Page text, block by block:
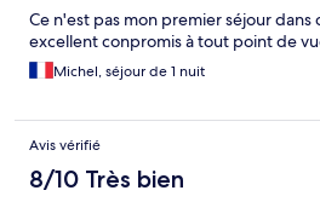
Ce n'est pas mon premier séjour dans
excellent conpromis à tout point de
Michel, séjour de 1 nuit
Avis vérifié
8/10 Très bien